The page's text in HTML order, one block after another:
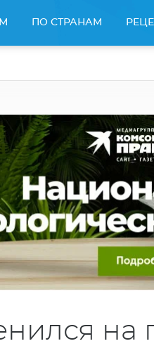
ПО СТРАНАМ
на